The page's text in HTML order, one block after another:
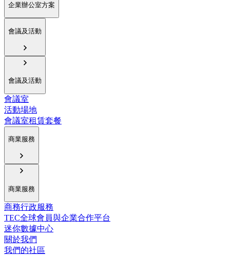
企業辦公室方案
會議及活動
會議及活動
會議室
活動場地
會議室租賃套餐
商業服務
商業服務
商務行政服務
TEC全球會員與企業合作平台
迷你數據中心
關於我們
我們的社區